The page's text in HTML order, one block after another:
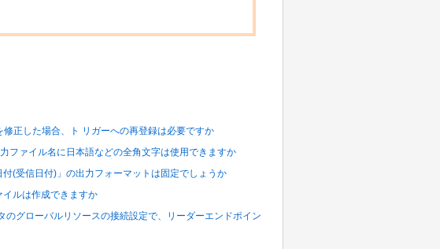
正した場合、ト リガーへの再登録は必要ですか
ファイル名に日本語などの全角文字は使用できますか
(受信日付)」の出力フォーマットは固定でしょうか
イルは作成できますか
のグローバルリソースの接続設定で、リーダーエンドポイン